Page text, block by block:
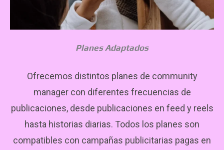
Planes Adaptados
Ofrecemos distintos planes de community
manager con diferentes frecuencias de
publicaciones, desde publicaciones en feed y reels
hasta historias diarias. Todos los planes son
compatibles con campañas publicitarias pagas en